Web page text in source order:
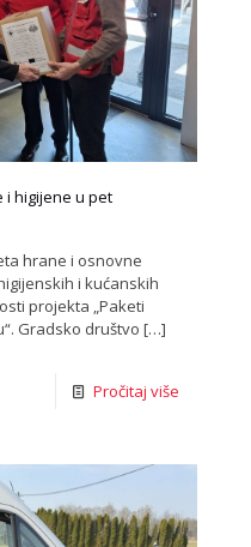
i higijene u pet
hrane i osnovne
i kućanskih
projekta „Paketi
Gradsko društvo […]
Pročitaj više